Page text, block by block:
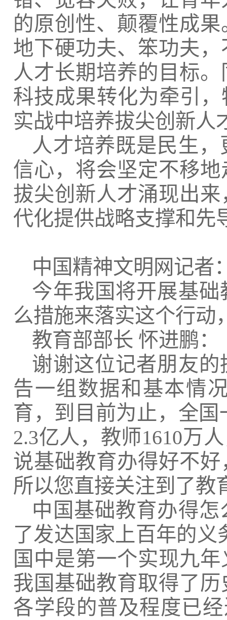
的原创性、颠覆性成
地下硬功夫、笨功夫
人才长期培养的目标
科技成果转化为牵引
实战中培养拔尖创新人
人才培养既是民生
信心，将会坚定不移
拔尖创新人才涌现出
代化提供战略支撑和先
中国精神文明网记者
今年我国将开展基
么措施来落实这个行动
教育部部长 怀进鹏：
谢谢这位记者朋友
告一组数据和基本情
育，到目前为止，全
2.3亿人，教师1610万
说基础教育办得好不
所以您直接关注到了教
中国基础教育办得
了发达国家上百年的
国中是第一个实现九
我国基础教育取得了
各学段的普及程度已